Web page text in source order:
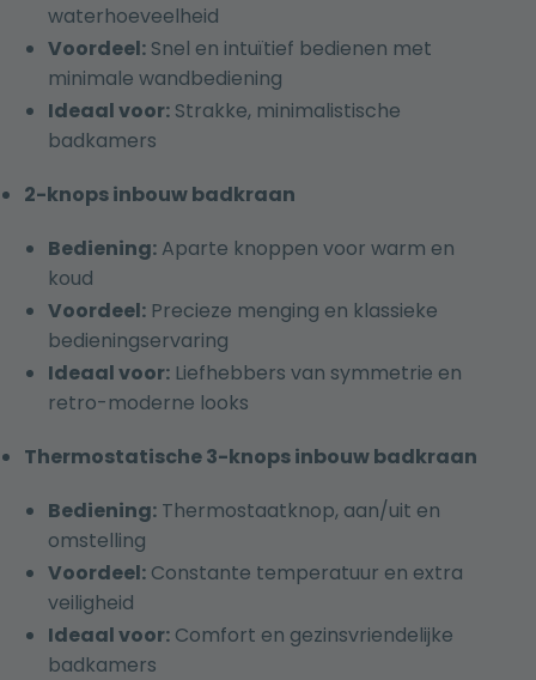
waterhoeveelheid
Voordeel: Snel en intuïtief bedienen met
minimale wandbediening
Ideaal voor: Strakke, minimalistische
badkamers
2-knops inbouw badkraan
Bediening: Aparte knoppen voor warm en
koud
Voordeel: Precieze menging en klassieke
bedieningservaring
Ideaal voor: Liefhebbers van symmetrie en
retro-moderne looks
Thermostatische 3-knops inbouw badkraan
Bediening: Thermostaatknop, aan/uit en
omstelling
Voordeel: Constante temperatuur en extra
veiligheid
Ideaal voor: Comfort en gezinsvriendelijke
badkamers